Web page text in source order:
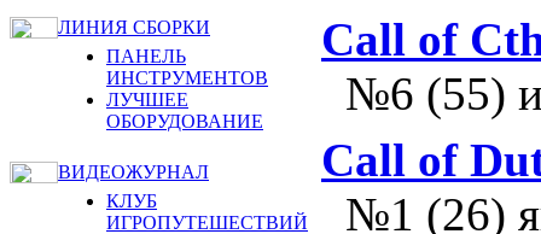
ЛИНИЯ СБОРКИ
ПАНЕЛЬ
ИНСТРУМЕНТОВ
ЛУЧШЕЕ
ОБОРУДОВАНИЕ
ВИДЕОЖУРНАЛ
КЛУБ
ИГРОПУТЕШЕСТВИЙ
Call of
№6 (55)
Call of
№1 (26)